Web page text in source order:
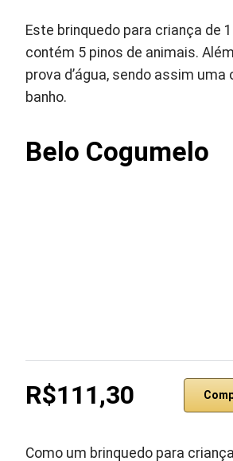
Este brinquedo para criança de
contém 5 pinos de animais.
prova d’água, sendo assim uma
banho.
Belo Cogumelo
R$111,30
Como um brinquedo para